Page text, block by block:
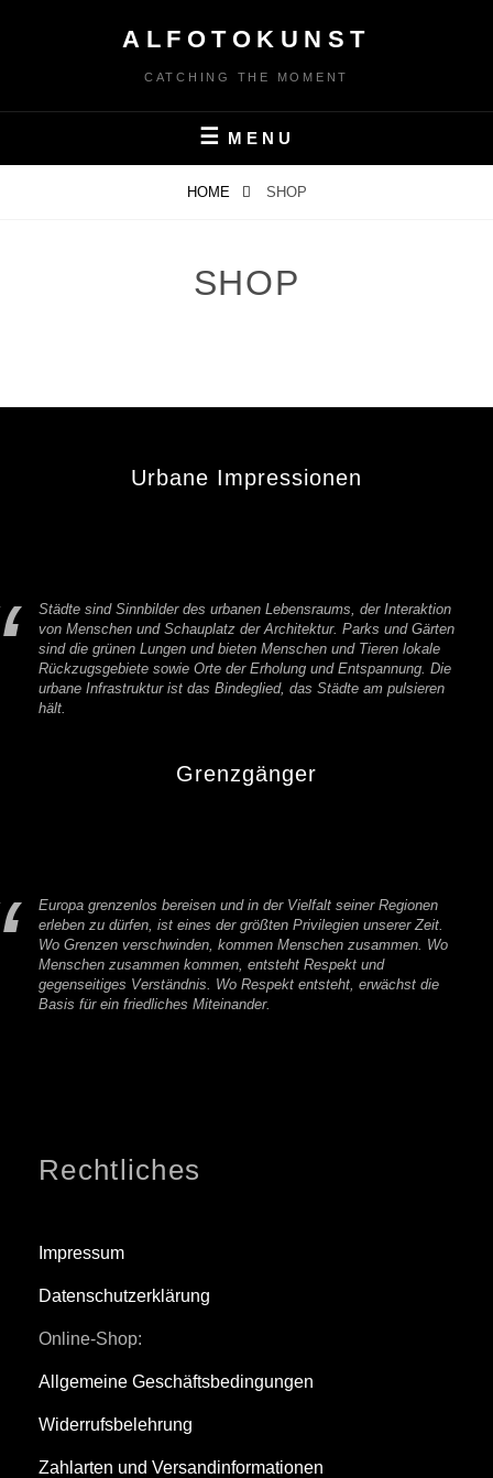
ALFOTOKUNST
CATCHING THE MOMENT
MENU
HOME SHOP
SHOP
Urbane Impressionen
Städte sind Sinnbilder des urbanen Lebensraums, der Interaktion
von Menschen und Schauplatz der Architektur. Parks und Gärten
sind die grünen Lungen und bieten Menschen und Tieren lokale
Rückzugsgebiete sowie Orte der Erholung und Entspannung. Die
urbane Infrastruktur ist das Bindeglied, das Städte am pulsieren
hält.
Grenzgänger
Europa grenzenlos bereisen und in der Vielfalt seiner Regionen
erleben zu dürfen, ist eines der größten Privilegien unserer Zeit.
Wo Grenzen verschwinden, kommen Menschen zusammen. Wo
Menschen zusammen kommen, entsteht Respekt und
gegenseitiges Verständnis. Wo Respekt entsteht, erwächst die
Basis für ein friedliches Miteinander.
Rechtliches
Impressum
Datenschutzerklärung
Online-Shop:
Allgemeine Geschäftsbedingungen
Widerrufsbelehrung
Zahlarten und Versandinformationen